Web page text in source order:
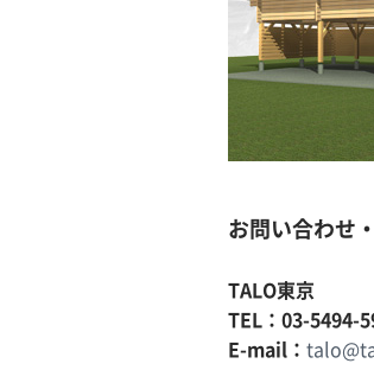
お問い合わせ
TALO東京
TEL：03-5494-
E-mail：